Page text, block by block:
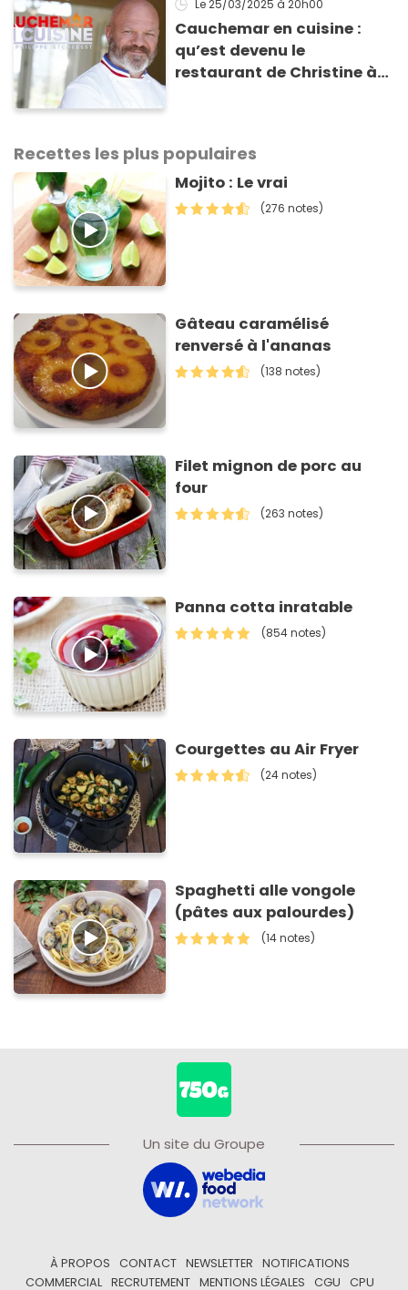
Le 25/03/2025 à 20h00
Cauchemar en cuisine :
qu’est devenu le
restaurant de Christine à
Recettes les plus populaires
Mojito : Le vrai
(276 notes)
Gâteau caramélisé
renversé à l'ananas
(138 notes)
Filet mignon de porc au
four
(263 notes)
Panna cotta inratable
(854 notes)
Courgettes au Air Fryer
(24 notes)
Spaghetti alle vongole
(pâtes aux palourdes)
(14 notes)
Un site du Groupe
À PROPOS CONTACT NEWSLETTER
NOTIFICATIONS
COMMERCIAL
RECRUTEMENT MENTIONS LÉGALES CGU CPU